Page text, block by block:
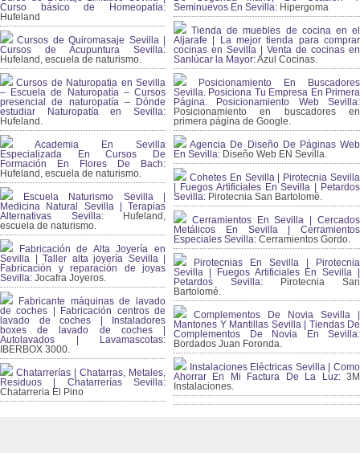
Curso básico de Homeopatía:
Hufeland
Cursos de Quiromasaje Sevilla |
Cursos de Acupuntura Sevilla:
Hufeland, escuela de naturismo.
Cursos de Naturopatia en Sevilla
– Escuela de Naturopatía – Cursos
presencial de naturopatía – Dónde
estudiar Naturopatía en Sevilla:
Hufeland.
Academia En Sevilla
Especializada En Cursos De
Formación En Flores De Bach:
Hufeland, escuela de naturismo.
Escuela Naturismo Sevilla |
Medicina Natural Sevilla | Terapias
Alternativas Sevilla: Hufeland,
escuela de naturismo.
Fabricación de Alta Joyería en
Sevilla | Taller alta joyería Sevilla |
Fabricación y reparación de joyas
Sevilla: Jocafra Joyeros.
Fabricante máquinas de lavado
de coches | Fabricación centros de
lavado de coches | Instaladores
boxes de lavado de coches |
Autolavados | Lavamascotas:
IBERBOX 3000.
Chatarrerías | Chatarras, Metales,
Residuos | Chatarrerías Sevilla:
Chatarreria El Pino
Seminuevos En Sevilla: Hipergoma
Tienda de muebles de cocina en el
Aljarafe | La mejor tienda para comprar
cocinas en Sevilla | Venta de cocinas en
Sanlúcar la Mayor:Azul Cocinas.
Posicionamiento En Buscadores
Sevilla. Posiciona Tu Empresa En Primera
Página. Posicionamiento Web Sevilla:
Posicionamiento en buscadores en
primera página de Google.
Agencia De Diseño De Páginas Web
En Sevilla: Diseño Web EN Sevilla.
Cohetes En Sevilla | Pirotecnia Sevilla
| Fuegos Artificiales En Sevilla | Petardos
Sevilla: Pirotecnia San Bartolomé.
Cerramientos En Sevilla | Cercados
Metálicos En Sevilla | Cerramientos
Especiales Sevilla: Cerramientos Gordo.
Pirotecnias En Sevilla | Pirotecnia
Sevilla | Fuegos Artificiales En Sevilla |
Petardos Sevilla: Pirotecnia San
Bartolomé.
Complementos De Novia Sevilla |
Mantones Y Mantillas Sevilla | Tiendas De
Complementos De Novia En Sevilla:
Bordados Juan Foronda.
Instalaciones Eléctricas Sevilla | Como
Ahorrar En Mi Factura De La Luz:3M
Instalaciones.